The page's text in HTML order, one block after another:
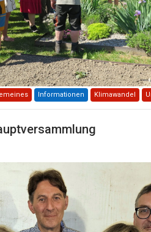
Informationen Klimawandel